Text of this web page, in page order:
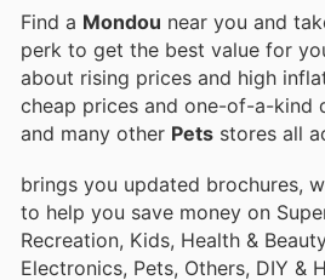
Find a Mondou near you and
perk to get the best value for
about rising prices and high
cheap prices and one-of-a-kind
and many other Pets stores all
brings you updated brochures,
to help you save money on
Recreation, Kids, Health &
Electronics, Pets, Others, DIY &